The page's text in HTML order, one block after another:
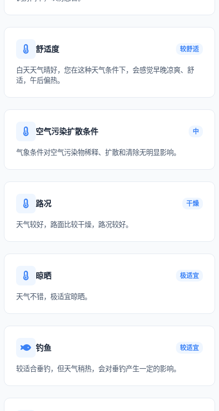
舒适度 较舒适
白天天气晴好，您在这种天气条件下，会感觉早晚凉爽、舒
适，午后偏热。
空气污染扩散条件 中
气象条件对空气污染物稀释、扩散和清除无明显影响。
路况 干燥
天气较好，路面比较干燥，路况较好。
晾晒 极适宜
天气不错，极适宜晾晒。
钓鱼 较适宜
较适合垂钓，但天气稍热，会对垂钓产生一定的影响。